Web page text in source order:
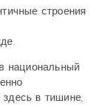
строения
национальный
в тишине,